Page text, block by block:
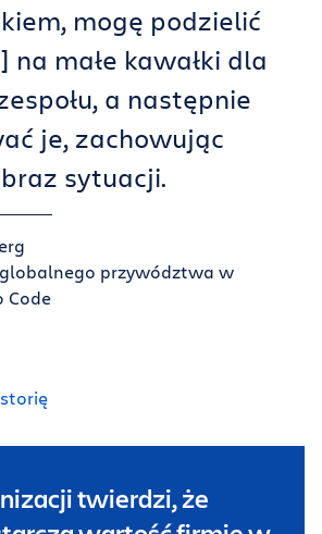
mogę podzielić
na małe kawałki dla
a następnie
je, zachowując
sytuacji.
przywództwa w
Code
twierdzi, że